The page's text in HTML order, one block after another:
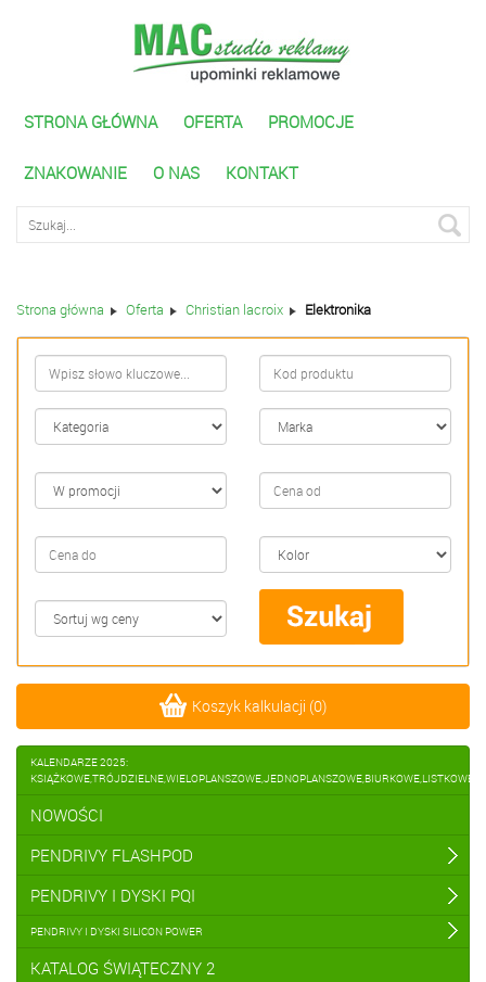
STRONA GŁÓWNA OFERTA PROMOCJE
ZNAKOWANIE O NAS KONTAKT
Strona główna Oferta Christian lacroix Elektronika
Koszyk kalkulacji (0)
KALENDARZE 2025:
KSIĄŻKOWE,TRÓJDZIELNE,WIELOPLANSZOWE,JEDNOPLANSZOWE,BIURKOWE,LISTKOWE
NOWOŚCI
PENDRIVY FLASHPOD
PENDRIVY I DYSKI PQI
PENDRIVY I DYSKI SILICON POWER
KATALOG ŚWIĄTECZNY 2